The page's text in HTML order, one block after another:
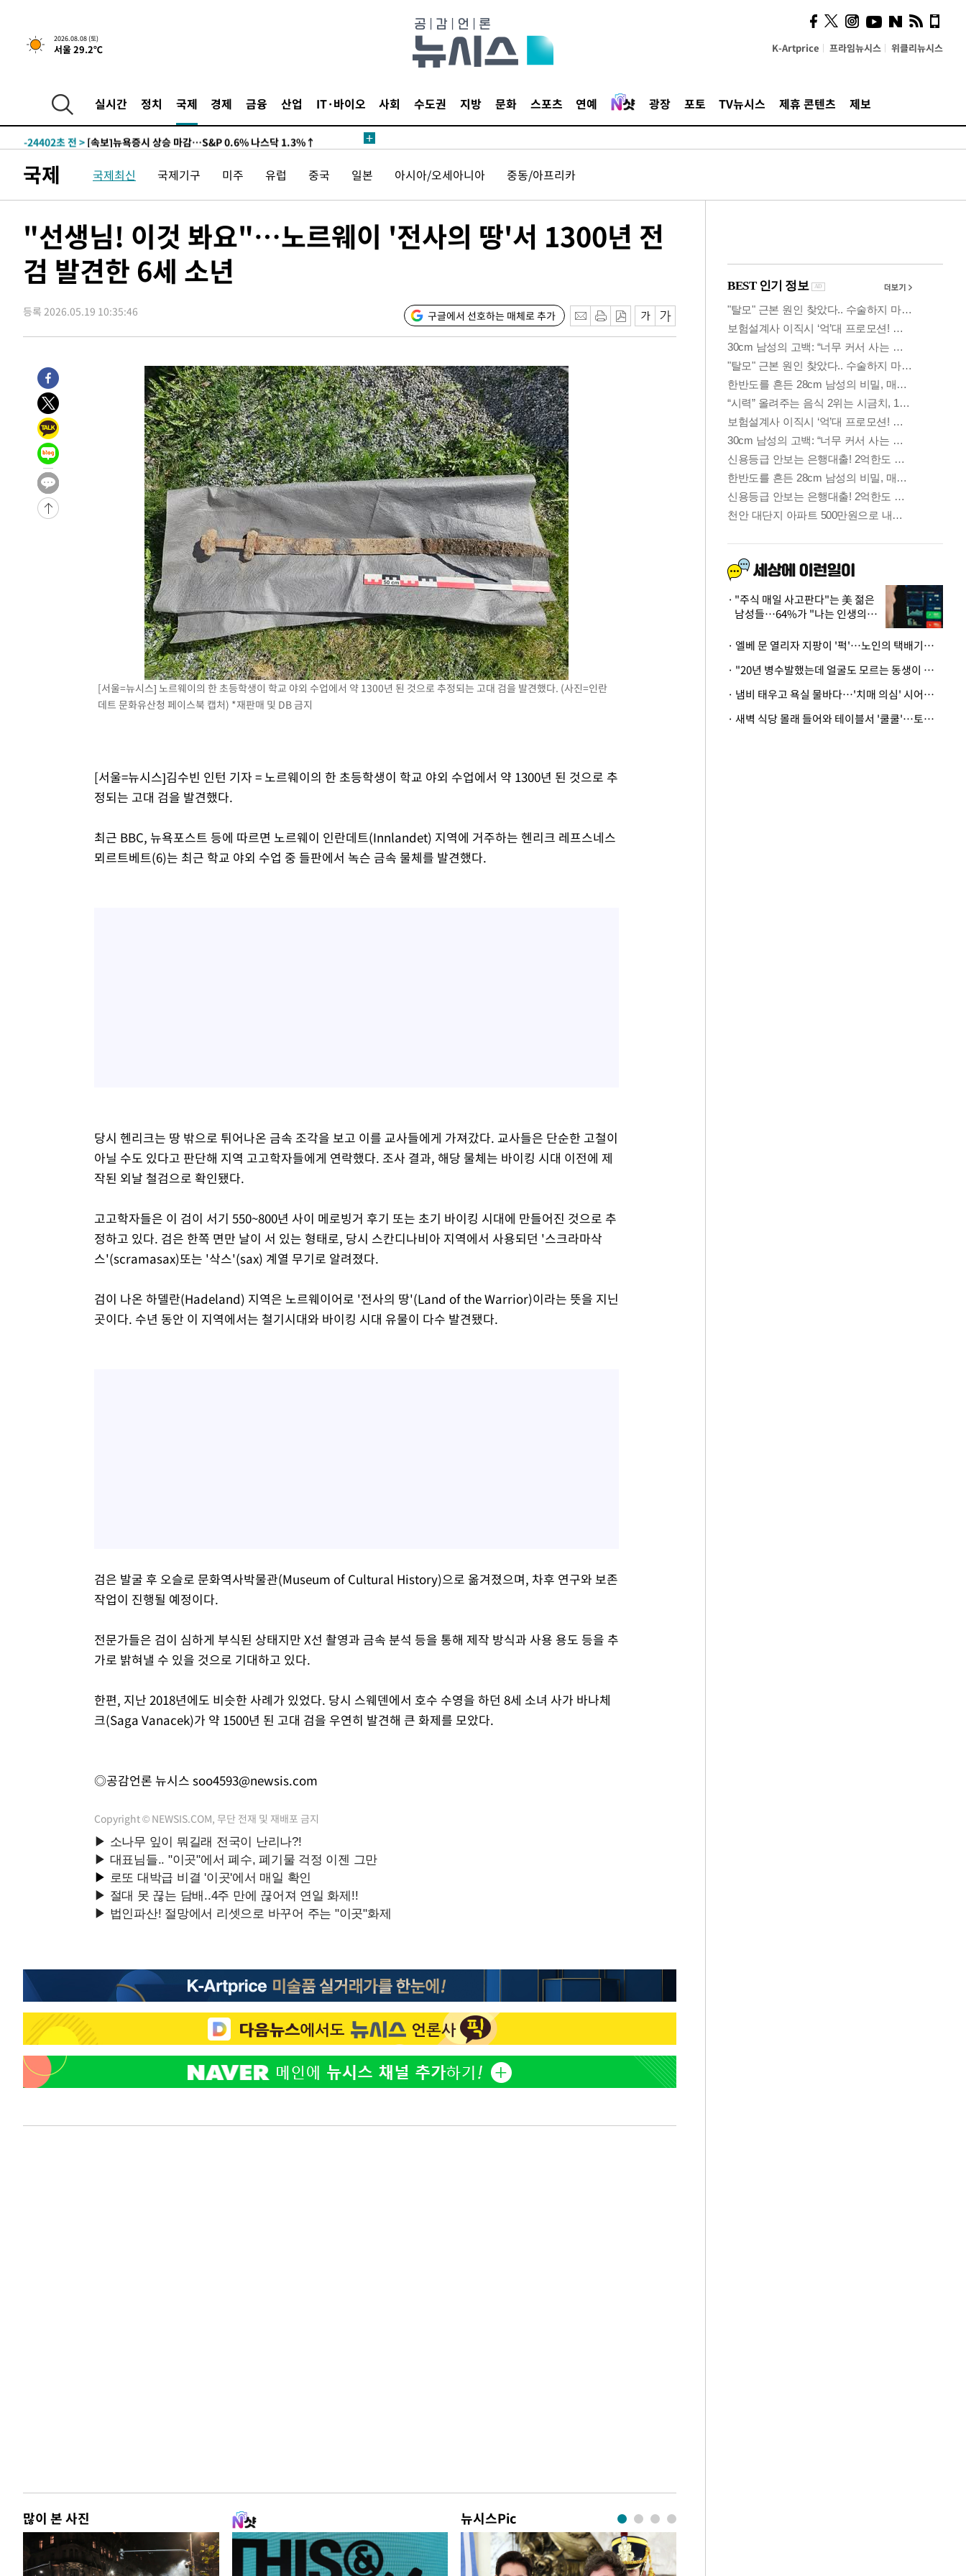
2026.08.08 (토)
서울 29.2℃ K-Artprice 프라임뉴시스 위클리뉴시스
실시간 정치 국제 경제 금융 산업 IT·바이오 사회 수도권 지방 문화 스포츠 연예 광장 포토 TV뉴시스 제휴 콘텐츠 제보
-24402초 전 >
[속보]뉴욕증시 상승 마감…S&P 0.6% 나스닥 1.3%↑
-31276초 전 >
-24402초 전 > [속보]뉴욕증시 상승 마감…S&P 0.6% 나스닥 1.3%↑
-24402초 전 >
[속보]뉴욕증시 상승 마감…S&P 0.6% 나스닥 1.3%↑
국제 국제최신 국제기구 미주 유럽 중국 일본 아시아/오세아니아 중동/아프리카
"선생님! 이것 봐요"…노르웨이 '전사의 땅'서 1300년 전
검 발견한 6세 소년
등록 2026.05.19 10:35:46 구글에서 선호하는 매체로 추가
[서울=뉴시스] 노르웨이의 한 초등학생이 학교 야외 수업에서 약 1300년 된 것으로 추정되는 고대 검을 발견했다. (사진=인란
데트 문화유산청 페이스북 캡처) *재판매 및 DB 금지
[서울=뉴시스]김수빈 인턴 기자 = 노르웨이의 한 초등학생이 학교 야외 수업에서 약 1300년 된 것으로 추
정되는 고대 검을 발견했다.
최근 BBC, 뉴욕포스트 등에 따르면 노르웨이 인란데트(Innlandet) 지역에 거주하는 헨리크 레프스네스
뫼르트베트(6)는 최근 학교 야외 수업 중 들판에서 녹슨 금속 물체를 발견했다.
당시 헨리크는 땅 밖으로 튀어나온 금속 조각을 보고 이를 교사들에게 가져갔다. 교사들은 단순한 고철이
아닐 수도 있다고 판단해 지역 고고학자들에게 연락했다. 조사 결과, 해당 물체는 바이킹 시대 이전에 제
작된 외날 철검으로 확인됐다.
고고학자들은 이 검이 서기 550~800년 사이 메로빙거 후기 또는 초기 바이킹 시대에 만들어진 것으로 추
정하고 있다. 검은 한쪽 면만 날이 서 있는 형태로, 당시 스칸디나비아 지역에서 사용되던 '스크라마삭
스'(scramasax)또는 '삭스'(sax) 계열 무기로 알려졌다.
검이 나온 하델란(Hadeland) 지역은 노르웨이어로 '전사의 땅'(Land of the Warrior)이라는 뜻을 지닌
곳이다. 수년 동안 이 지역에서는 철기시대와 바이킹 시대 유물이 다수 발견됐다.
검은 발굴 후 오슬로 문화역사박물관(Museum of Cultural History)으로 옮겨졌으며, 차후 연구와 보존
작업이 진행될 예정이다.
전문가들은 검이 심하게 부식된 상태지만 X선 촬영과 금속 분석 등을 통해 제작 방식과 사용 용도 등을 추
가로 밝혀낼 수 있을 것으로 기대하고 있다.
한편, 지난 2018년에도 비슷한 사례가 있었다. 당시 스웨덴에서 호수 수영을 하던 8세 소녀 사가 바나체
크(Saga Vanacek)가 약 1500년 된 고대 검을 우연히 발견해 큰 화제를 모았다.
◎공감언론 뉴시스 soo4593@newsis.com
Copyright © NEWSIS.COM, 무단 전재 및 재배포 금지
많이 본 사진 뉴시스Pic
시, 스마트폰 액세서리에
NFC 더했다
"주식 매일 사고판다"는 美 젊은
남성들…64%가 "나는 인생의
· 엘베 문 열리자 지팡이 '퍽'…노인의 택배기사 폭행 이유
· "20년 병수발했는데 얼굴도 모르는 동생이 유산 절반을"…배다른 형제 상속권 있을까
· 냄비 태우고 욕실 물바다…'치매 의심' 시어머니 검사 권유했다가 '날벼락'
· 새벽 식당 몰래 들어와 테이블서 '쿨쿨'…토사물 남기고 사라진 남성